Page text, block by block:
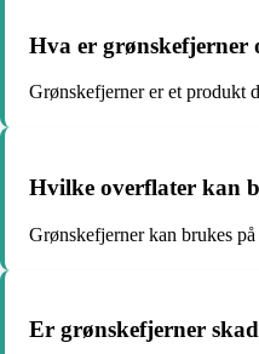
Hva er grønskefjerner
Grønskefjerner er et produkt
Hvilke overflater kan
Grønskefjerner kan brukes
Er grønskefjerner